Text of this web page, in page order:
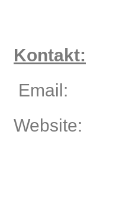
Kontakt:
Email:
Website: